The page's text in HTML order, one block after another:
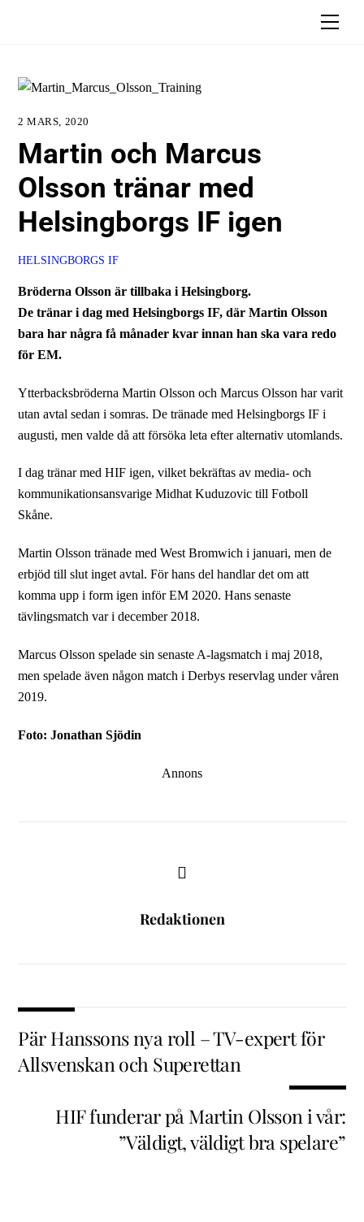
2 MARS, 2020
Martin och Marcus
Olsson tränar med
Helsingborgs IF igen
HELSINGBORGS IF
Bröderna Olsson är tillbaka i Helsingborg.
De tränar i dag med Helsingborgs IF, där Martin Olsson
bara har några få månader kvar innan han ska vara redo
för EM.
Ytterbacksbröderna Martin Olsson och Marcus Olsson har varit
utan avtal sedan i somras. De tränade med Helsingborgs IF i
augusti, men valde då att försöka leta efter alternativ utomlands.
I dag tränar med HIF igen, vilket bekräftas av media- och
kommunikationsansvarige Midhat Kuduzovic till Fotboll
Skåne.
Martin Olsson tränade med West Bromwich i januari, men de
erbjöd till slut inget avtal. För hans del handlar det om att
komma upp i form igen inför EM 2020. Hans senaste
tävlingsmatch var i december 2018.
Marcus Olsson spelade sin senaste A-lagsmatch i maj 2018,
men spelade även någon match i Derbys reservlag under våren
2019.
Foto: Jonathan Sjödin
Annons
Redaktionen
Pär Hanssons nya roll – TV-expert för
Allsvenskan och Superettan
HIF funderar på Martin Olsson i vår:
”Väldigt, väldigt bra spelare”